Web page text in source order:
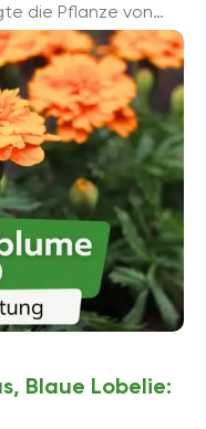
die Pflanze von
seitdem ...
Blaue Lobelie: